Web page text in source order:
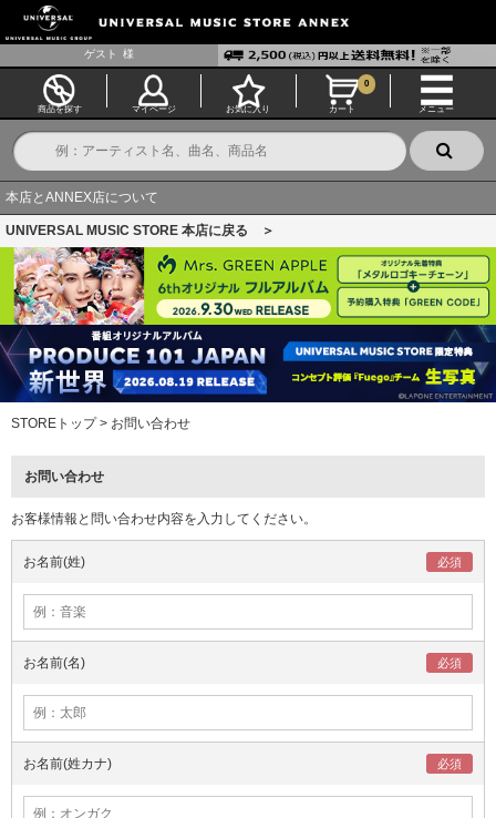
ゲスト 様
商品を探す マイページ お気に入り カート
0
メニュー
本店とANNEX店について
UNIVERSAL MUSIC STORE 本店に戻る ＞
STOREトップ> お問い合わせ
お問い合わせ
お客様情報と問い合わせ内容を入力してください。
お名前(姓)
お名前(名)
お名前(姓カナ)